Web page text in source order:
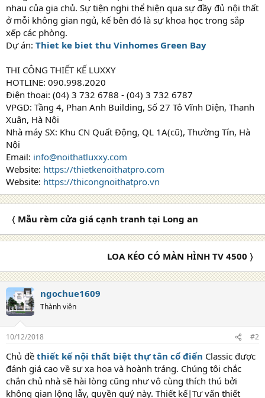
nhau của gia chủ. Sự tiện nghi thể hiện qua sự đầy đủ nội thất
ở mỗi không gian ngủ, kế bên đó là sự khoa học trong sắp
xếp các phòng.
Dự án: Thiet ke biet thu Vinhomes Green Bay
THI CÔNG THIẾT KẾ LUXXY
HOTLINE: 090.998.2020
Điện thoại: (04) 3 732 6788 - (04) 3 732 6787
VPGD: Tầng 4, Phan Anh Building, Số 27 Tô Vĩnh Diện, Thanh
Xuân, Hà Nội
Nhà máy SX: Khu CN Quất Động, QL 1A(cũ), Thường Tín, Hà
Nội
Email: info@noithatluxxy.com
Website: https://thietkenoithatpro.com
Website: https://thicongnoithatpro.vn
〈 Mẫu rèm cửa giá cạnh tranh tại Long an
LOA KÉO CÓ MÀN HÌNH TV 4500 〉
ngochue1609
Thành viên
10/12/2018 #2
Chủ đề thiết kế nội thất biệt thự tân cổ điển Classic được
đánh giá cao về sự xa hoa và hoành tráng. Chúng tôi chắc
chắn chủ nhà sẽ hài lòng cũng như vô cùng thích thú bởi
không gian lộng lẫy, quyền quý này. Thiết kế|Tư vấn thiết